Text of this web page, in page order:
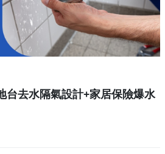
台去水隔氣設計+家居保險爆水